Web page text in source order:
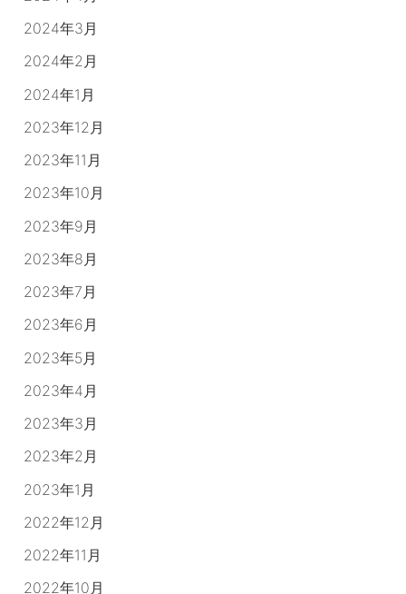
2024年3月
2024年2月
2024年1月
2023年12月
2023年11月
2023年10月
2023年9月
2023年8月
2023年7月
2023年6月
2023年5月
2023年4月
2023年3月
2023年2月
2023年1月
2022年12月
2022年11月
2022年10月